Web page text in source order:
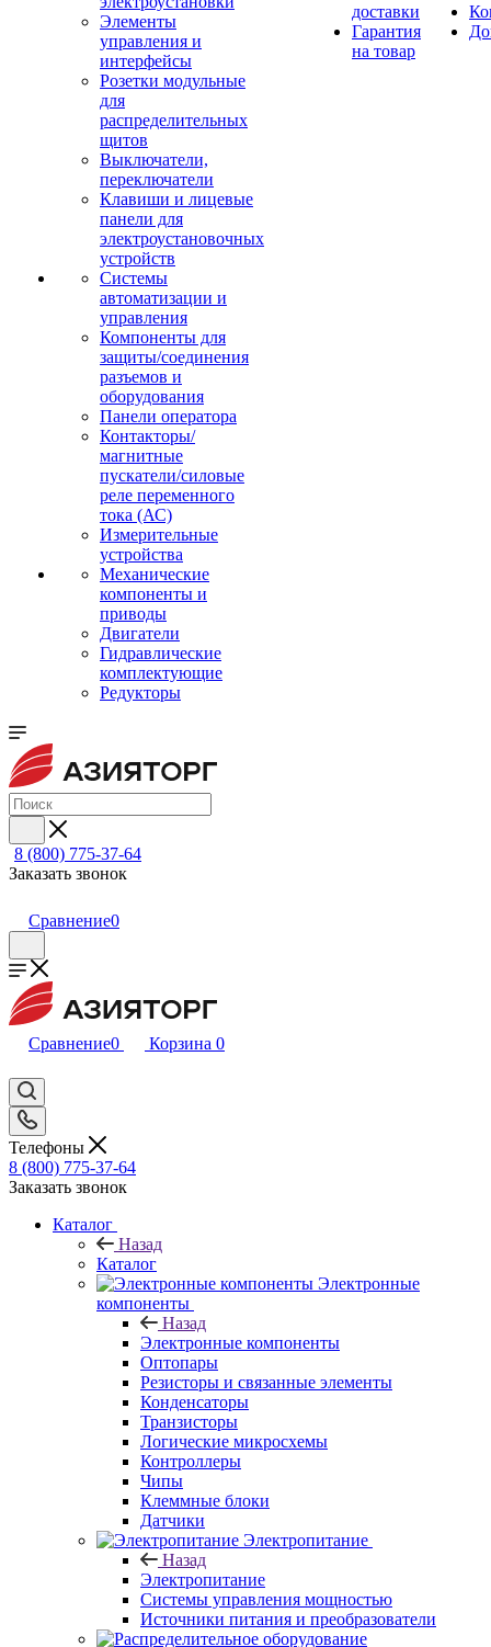
Элементы
управления и
интерфейсы
Розетки модульные
для
распределительных
щитов
Выключатели,
переключатели
Клавиши и лицевые
панели для
электроустановочных
устройств
Системы
автоматизации и
управления
Компоненты для
защиты/соединения
разъемов и
оборудования
Панели оператора
Контакторы/
магнитные
пускатели/силовые
реле переменного
тока (АС)
Измерительные
устройства
Механические
компоненты и
приводы
Двигатели
Гидравлические
комплектующие
Редукторы
доставки
Гарантия
на товар
8 (800) 775-37-64
Заказать звонок
Сравнение0
Сравнение0 Корзина 0
Телефоны
8 (800) 775-37-64
Заказать звонок
Каталог
Назад
Каталог
Электронные
компоненты
Назад
Электронные компоненты
Оптопары
Резисторы и связанные элементы
Конденсаторы
Транзисторы
Логические микросхемы
Контроллеры
Чипы
Клеммные блоки
Датчики
Электропитание
Назад
Электропитание
Системы управления мощностью
Источники питания и преобразователи